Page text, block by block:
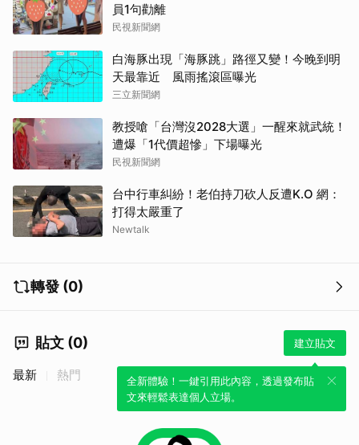
員1句勸離
民視新聞網
白海豚出現「海豚跳」路徑又變！今晚到明
天最靠近 風雨搖滾區曝光
三立新聞網
教授嗆「台灣沒2028大選」一醒來就武統！
遭爆「1代價超慘」下場曝光
民視新聞網
台中行車糾紛！老伯持刀砍人反遭K.O 網：
打得太嚴重了
Newtalk
轉發 (0)
貼文 (0) 建立貼文
全新體驗！一鍵引用此內容，透過發布貼
文來輕鬆表達個人立場。
最新 熱門